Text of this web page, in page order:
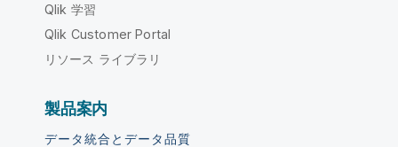
Qlik 学習
Qlik Customer Portal
リソース ライブラリ
製品案内
データ統合とデータ品質